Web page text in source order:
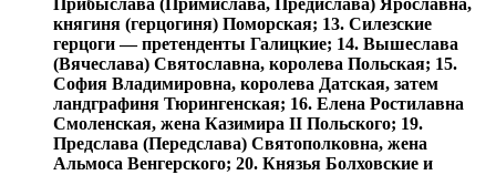
княгиня (герцогиня) Поморская; 13. Силезские
герцоги — претенденты Галицкие; 14. Вышеслава
(Вячеслава) Святославна, королева Польская; 15.
София Владимировна, королева Датская, затем
ландграфиня Тюрингенская; 16. Елена Ростилавна
Смоленская, жена Казимира II Польского; 19.
Предслава (Передслава) Святополковна, жена
Альмоса Венгерского; 20. Князья Болховские и